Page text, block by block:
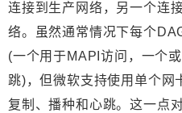
连接到生产网络，另一个连
络。虽然通常情况下每个
(一个用于MAPI访问，一个
跳)，但微软支持使用单个网
复制、播种和心跳。这一点